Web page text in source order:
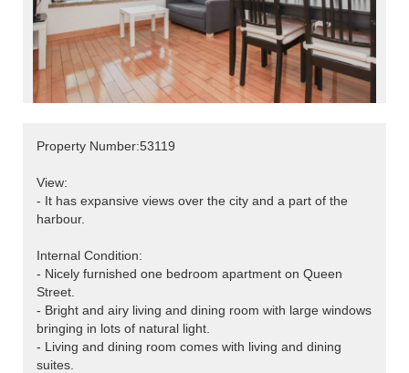
Property Number:53119
View:
- It has expansive views over the city and a part of the
harbour.
Internal Condition:
- Nicely furnished one bedroom apartment on Queen
Street.
- Bright and airy living and dining room with large windows
bringing in lots of natural light.
- Living and dining room comes with living and dining
suites.